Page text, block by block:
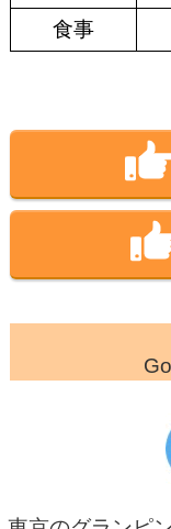
食事